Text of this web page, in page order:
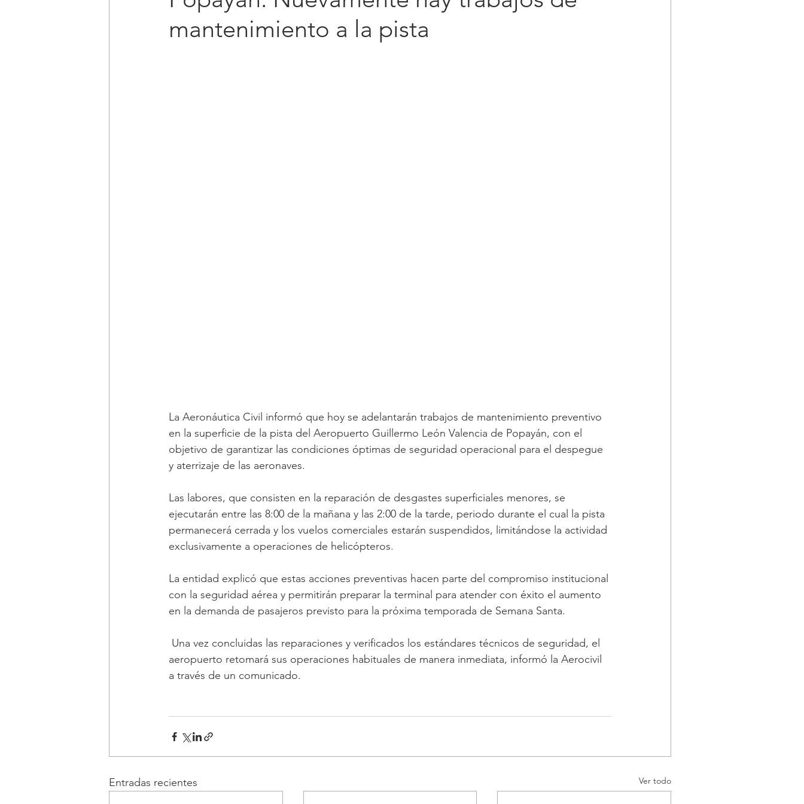
mantenimiento a la pista
La Aeronáutica Civil informó que hoy se adelantarán trabajos de mantenimiento preventivo
en la superficie de la pista del Aeropuerto Guillermo León Valencia de Popayán, con el
objetivo de garantizar las condiciones óptimas de seguridad operacional para el despegue
y aterrizaje de las aeronaves.
Las labores, que consisten en la reparación de desgastes superficiales menores, se
ejecutarán entre las 8:00 de la mañana y las 2:00 de la tarde, periodo durante el cual la pista
permanecerá cerrada y los vuelos comerciales estarán suspendidos, limitándose la actividad
exclusivamente a operaciones de helicópteros.
La entidad explicó que estas acciones preventivas hacen parte del compromiso institucional
con la seguridad aérea y permitirán preparar la terminal para atender con éxito el aumento
en la demanda de pasajeros previsto para la próxima temporada de Semana Santa.
aeropuerto retomará sus operaciones habituales de manera inmediata, informó la Aerocivil
a través de un comunicado.
Entradas recientes Ver todo